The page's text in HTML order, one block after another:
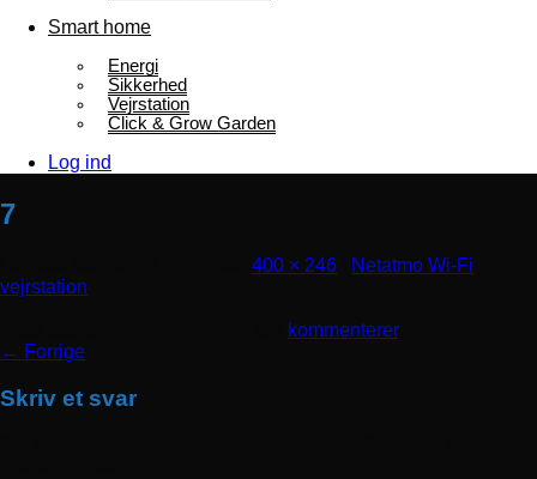
Smart home
Energi
Sikkerhed
Vejrstation
Click & Grow Garden
Log ind
7
400 × 246
Netatmo Wi-Fi
vejrstation
kommenterer.
← Forrige
Skriv et svar